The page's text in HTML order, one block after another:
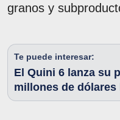
granos y
Te puede interesar:
El Quini 6 lanza su
millones de